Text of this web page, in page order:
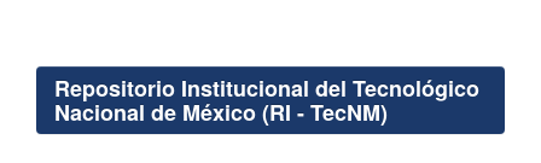
Repositorio Institucional del Tecnológico
Nacional de México (RI - TecNM)